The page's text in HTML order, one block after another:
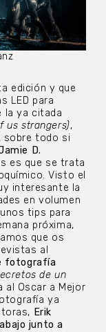
edición y que
LED para
la ya citada
us strangers),
sobre todo si
D.
es que se trata
Visto el
interesante la
en volumen
tips para
próxima,
que os
al
fotografía
de un
al Oscar a Mejor
ya
Erik
junto a